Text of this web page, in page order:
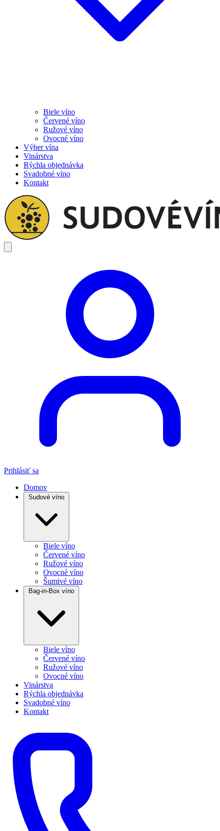
Biele víno
Červené víno
Ružové víno
Ovocné víno
Výber vína
Vinárstva
Rýchla objednávka
Svadobné víno
Kontakt
Prihlásiť sa
Domov
Sudové víno
Biele víno
Červené víno
Ružové víno
Ovocné víno
Šumivé víno
Bag-in-Box víno
Biele víno
Červené víno
Ružové víno
Ovocné víno
Vinárstva
Rýchla objednávka
Svadobné víno
Kontakt